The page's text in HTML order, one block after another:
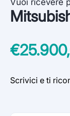
Vuoi ricevere
Scrivici e ti